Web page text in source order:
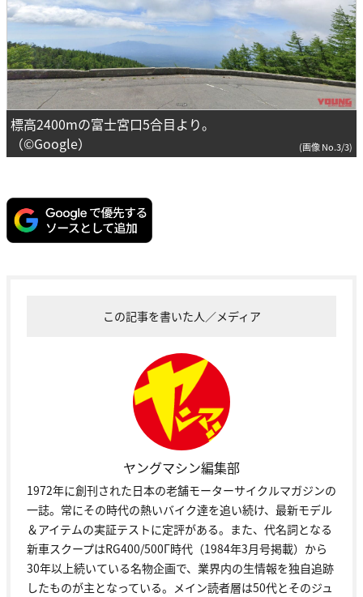
標高2400mの富士宮口5合目より。
（©Google）
(画像 No.3/3)
この記事を書いた人／メディア
ヤングマシン編集部
1972年に創刊された日本の老舗モーターサイクルマガジンの
一誌。常にその時代の熱いバイク達を追い続け、最新モデル
＆アイテムの実証テストに定評がある。また、代名詞となる
新車スクープはRG400/500Γ時代（1984年3月号掲載）から
30年以上続いている名物企画で、業界内の生情報を独自追跡
したものが主となっている。メイン読者層は50代とそのジュ